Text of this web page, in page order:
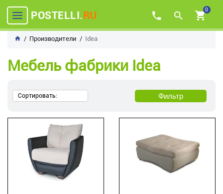
POSTELLI.RU 0
Производители Idea
Мебель фабрики Idea
Сортировать: Фильтр